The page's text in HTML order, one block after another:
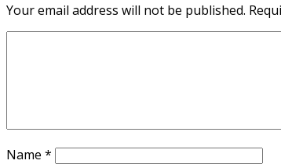
Your email address will not be published.
Name *